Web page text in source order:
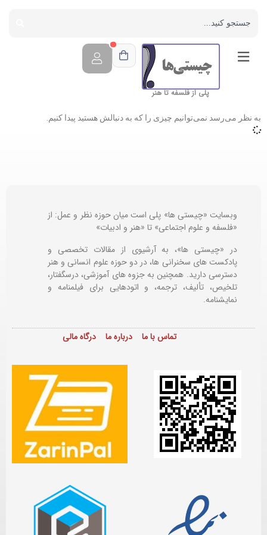
پلی از فلسفه تا هنر
به نظر می‌رسد نمی‌توانیم چیزی را که به دنبالش هستید پیدا کنیم.
وبسایت «چیستی ها» پلی است میان حوزه نظر و عمل: از
«فلسفه و علوم اجتماعی» تا «هنر و ادبیات»
در «چیستی ها»، به آرشیوی از مقالات تخصصی و
پادکست های سخنرانی ها، در دو حوزه علوم انسانی و هنر
دسترسی دارید. همچنین به جزوه های آموزشی، درسگفتار،
تلخیص، تألیف، ترجمه، و اتودهایی برایفیلمنامه و
نمایشنامه.
تماس با ما درباره ما درگاه مالی